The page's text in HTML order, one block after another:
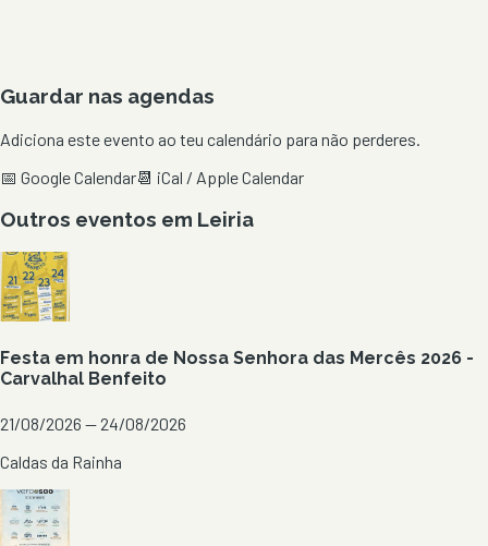
Guardar nas agendas
Adiciona este evento ao teu calendário para não perderes.
📅 Google Calendar📆 iCal / Apple Calendar
Outros eventos em Leiria
Festa em honra de Nossa Senhora das Mercês 2026 -
Carvalhal Benfeito
21/08/2026 — 24/08/2026
Caldas da Rainha